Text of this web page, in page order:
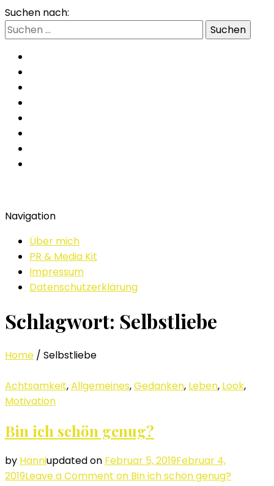
Suchen nach:
Navigation
Über mich
PR & Media Kit
Impressum
Datenschutzerklärung
Schlagwort: Selbstliebe
Home / Selbstliebe
Achtsamkeit,Allgemeines,Gedanken, Leben, Look,
Motivation
Bin ich schön genug?
by Hanniupdated on Februar 5, 2019Februar 4,
2019Leave a Comment on Bin ich schön genug?